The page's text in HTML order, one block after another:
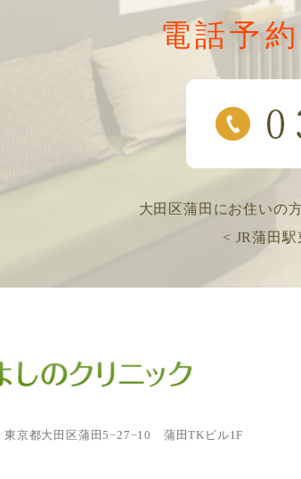
電話予
大田区蒲田にお住いの
< JR蒲田
東京都大田区蒲田5−27−10 蒲田TKビル1F